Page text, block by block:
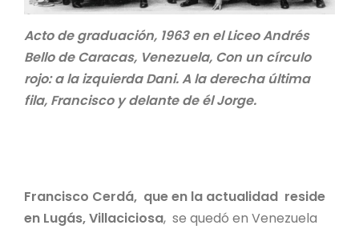
Acto de graduación, 1963 en el Liceo Andrés
Bello de Caracas, Venezuela, Con un círculo
rojo: a la izquierda Dani. A la derecha última
fila, Francisco y delante de él Jorge.
Francisco Cerdá, que en la actualidad reside
en Lugás, Villaciciosa, se quedó en Venezuela